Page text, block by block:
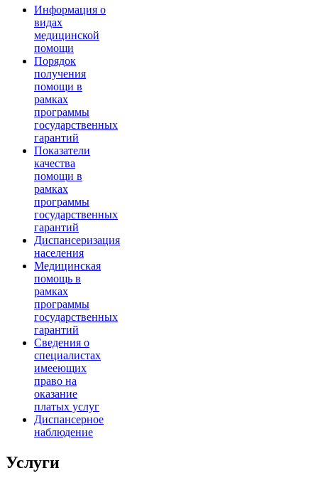
Информация о
видах
медицинской
помощи
Порядок
получения
помощи в
рамках
программы
государственных
гарантий
Показатели
качества
помощи в
рамках
программы
государственных
гарантий
Диспансеризация
населения
Медицинская
помощь в
рамках
программы
государственных
гарантий
Сведения о
специалистах
имееющих
право на
оказание
платых услуг
Диспансерное
наблюдение
Услуги